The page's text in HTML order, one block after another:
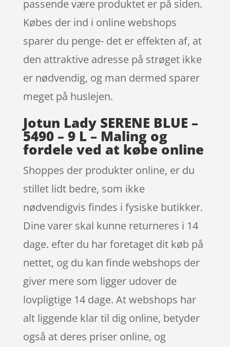
passende være produktet er på siden.
Købes der ind i online webshops
sparer du penge- det er effekten af, at
den attraktive adresse på strøget ikke
er nødvendig, og man dermed sparer
meget på huslejen.
Jotun Lady SERENE BLUE –
5490 – 9 L – Maling og
fordele ved at købe online
Shoppes der produkter online, er du
stillet lidt bedre, som ikke
nødvendigvis findes i fysiske butikker.
Dine varer skal kunne returneres i 14
dage. efter du har foretaget dit køb på
nettet, og du kan finde webshops der
giver mere som ligger udover de
lovpligtige 14 dage. At webshops har
alt liggende klar til dig online, betyder
også at deres priser online, og